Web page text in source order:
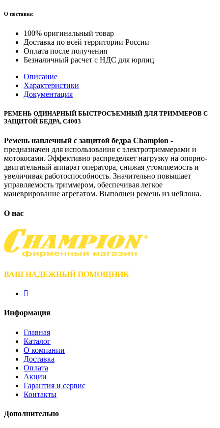
О поставке:
100% оригинальный товар
Доставка по всей территории России
Оплата после получения
Безналичный расчет с НДС для юрлиц
Описание
Характеристики
Документация
РЕМЕНЬ ОДИНАРНЫЙ БЫСТРОСЪЕМНЫЙ ДЛЯ ТРИММЕРОВ С
ЗАЩИТОЙ БЕДРА, С4003
Ремень наплечный с защитой бедра Champion -
предназначен для использования с электротриммерами и
мотокосами. Эффективно распределяет нагрузку на опорно-
двигательный аппарат оператора, снижая утомляемость и
увеличивая работоспособность. Значительно повышает
управляемость триммером, обеспечивая легкое
маневрирование агрегатом. Выполнен ремень из нейлона.
О нас
ВАШ НАДЕЖНЫЙ ПОМОЩНИК
Информация
Главная
Каталог
О компании
Доставка
Оплата
Акции
Гарантия и сервис
Контакты
Дополнительно